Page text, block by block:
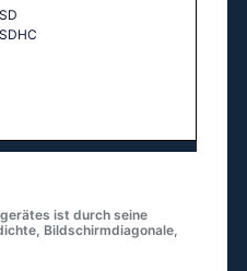
ist durch seine
Bildschirmdiagonale,